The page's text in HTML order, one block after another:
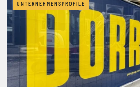
UNTERNEHMENSPROFILE